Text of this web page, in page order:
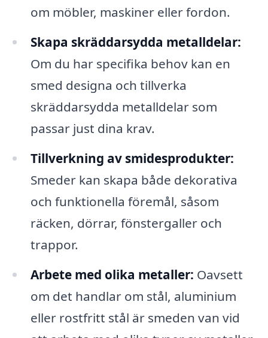
om möbler, maskiner eller fordon.
Skapa skräddarsydda metalldelar:
Om du har specifika behov kan en
smed designa och tillverka
skräddarsydda metalldelar som
passar just dina krav.
Tillverkning av smidesprodukter:
Smeder kan skapa både dekorativa
och funktionella föremål, såsom
räcken, dörrar, fönstergaller och
trappor.
Arbete med olika metaller: Oavsett
om det handlar om stål, aluminium
eller rostfritt stål är smeden van vid